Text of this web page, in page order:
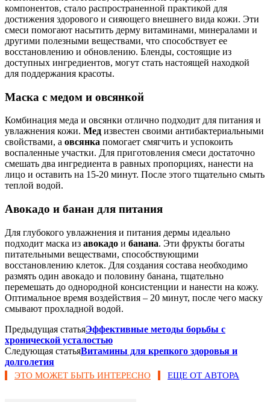
компонентов, стало распространенной практикой для
достижения здорового и сияющего внешнего вида кожи. Эти
смеси помогают насытить дерму витаминами, минералами и
другими полезными веществами, что способствует ее
восстановлению и обновлению. Бленды, состоящие из
доступных ингредиентов, могут стать настоящей находкой
для поддержания красоты.
Маска с медом и овсянкой
Комбинация меда и овсянки отлично подходит для питания и
увлажнения кожи. Мед известен своими антибактериальными
свойствами, а овсянка помогает смягчить и успокоить
воспаленные участки. Для приготовления смеси достаточно
смешать два ингредиента в равных пропорциях, нанести на
лицо и оставить на 15-20 минут. После этого тщательно смыть
теплой водой.
Авокадо и банан для питания
Для глубокого увлажнения и питания дермы идеально
подходит маска из авокадо и банана. Эти фрукты богаты
питательными веществами, способствующими
восстановлению клеток. Для создания состава необходимо
размять один авокадо и половину банана, тщательно
перемешать до однородной консистенции и нанести на кожу.
Оптимальное время воздействия – 20 минут, после чего маску
смывают прохладной водой.
Предыдущая статьяЭффективные методы борьбы с
хронической усталостью
Следующая статьяВитамины для крепкого здоровья и
долголетия
ЭТО МОЖЕТ БЫТЬ ИНТЕРЕСНО ЕЩЕ ОТ АВТОРА